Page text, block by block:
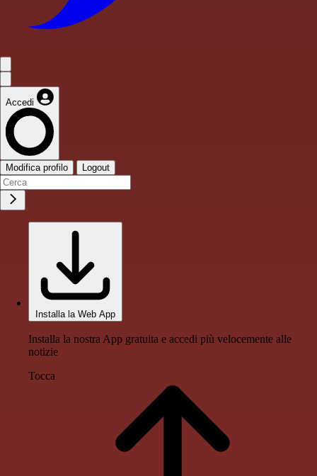
Accedi
Modifica profilo Logout
Installa la Web App
Installa la nostra App gratuita e accedi più velocemente alle
notizie
Tocca